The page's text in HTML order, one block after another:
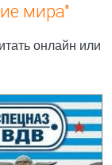
мира"
онлайн или